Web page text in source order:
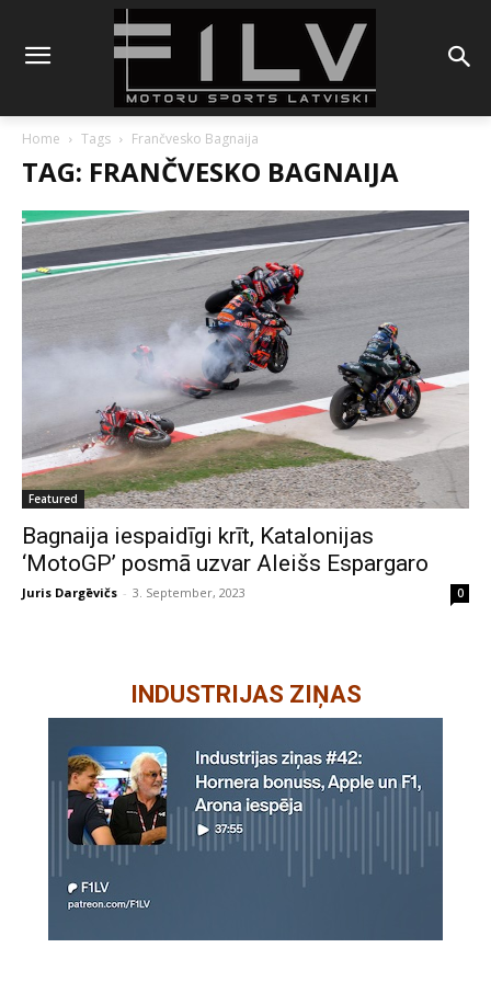
Home Tags Frančvesko Bagnaija
TAG: FRANČVESKO BAGNAIJA
Featured
Bagnaija iespaidīgi krīt, Katalonijas
‘MotoGP’ posmā uzvar Aleišs Espargaro
Juris Dargēvičs - 3. September, 2023 0
INDUSTRIJAS ZIŅAS